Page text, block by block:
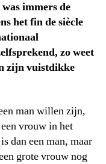
immers de
het fin de siècle
zo weet
zijn vuistdikke
man willen zijn,
vrouw in het
dan een man, maar
grote vrouw nog